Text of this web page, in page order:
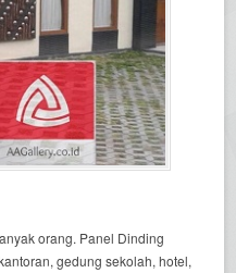
orang. Panel Dinding
gedung sekolah, hotel,